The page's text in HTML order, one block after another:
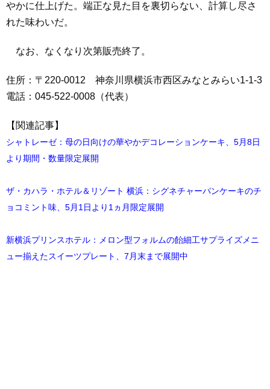
やかに仕上げた。端正な見た目を裏切らない、計算し尽さ
れた味わいだ。
なお、なくなり次第販売終了。
住所：〒220-0012 神奈川県横浜市西区みなとみらい1-1-3
電話：045-522-0008（代表）
【関連記事】
シャトレーゼ：母の日向けの華やかデコレーションケーキ、5月8日
より期間・数量限定展開
ザ・カハラ・ホテル＆リゾート 横浜：シグネチャーパンケーキのチ
ョコミント味、5月1日より1ヵ月限定展開
新横浜プリンスホテル：メロン型フォルムの飴細工サプライズメニ
ュー揃えたスイーツプレート、7月末まで展開中